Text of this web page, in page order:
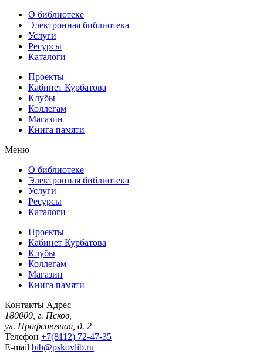
О библиотеке
Электронная библиотека
Услуги
Ресурсы
Каталоги
Проекты
Кабинет Курбатова
Клубы
Коллегам
Магазин
Книга памяти
Меню
О библиотеке
Электронная библиотека
Услуги
Ресурсы
Каталоги
Проекты
Кабинет Курбатова
Клубы
Коллегам
Магазин
Книга памяти
Контакты Адрес
180000, г. Псков,
ул. Профсоюзная, д. 2
Телефон +7(8112) 72-47-35
E-mail bib@pskovlib.ru